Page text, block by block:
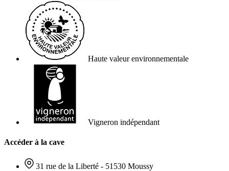
Haute valeur environnementale
Vigneron indépendant
Accéder à la cave
31 rue de la Liberté - 51530 Moussy